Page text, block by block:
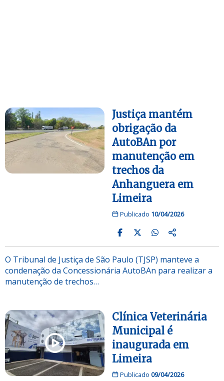
Justiça mantém
obrigação da
AutoBAn por
manutenção em
trechos da
Anhanguera em
Limeira
Publicado 10/04/2026
O Tribunal de Justiça de São Paulo (TJSP) manteve a
condenação da Concessionária AutoBAn para realizar a
manutenção de trechos…
Clínica Veterinária
Municipal é
inaugurada em
Limeira
Publicado 09/04/2026